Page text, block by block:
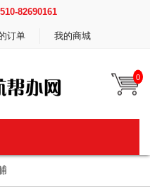
82690161
订单 我的商城
0